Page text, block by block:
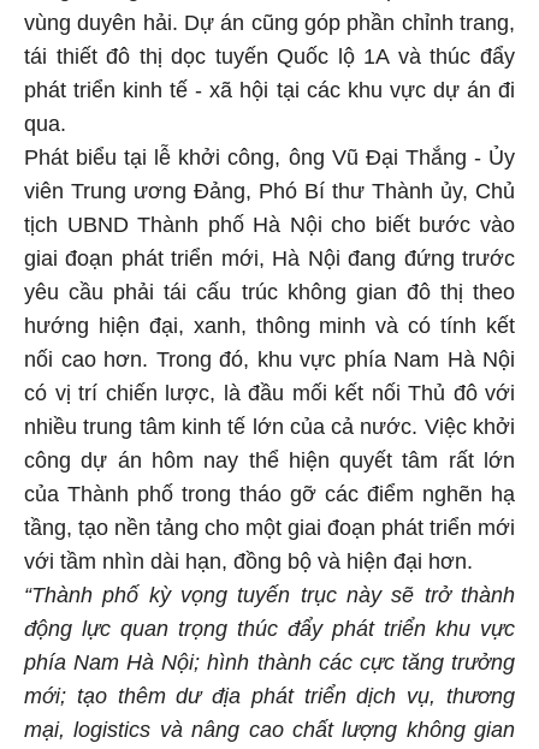
vùng duyên hải. Dự án cũng góp phần chỉnh trang,
tái thiết đô thị dọc tuyến Quốc lộ 1A và thúc đẩy
phát triển kinh tế - xã hội tại các khu vực dự án đi
qua.
Phát biểu tại lễ khởi công, ông Vũ Đại Thắng - Ủy
viên Trung ương Đảng, Phó Bí thư Thành ủy, Chủ
tịch UBND Thành phố Hà Nội cho biết bước vào
giai đoạn phát triển mới, Hà Nội đang đứng trước
yêu cầu phải tái cấu trúc không gian đô thị theo
hướng hiện đại, xanh, thông minh và có tính kết
nối cao hơn. Trong đó, khu vực phía Nam Hà Nội
có vị trí chiến lược, là đầu mối kết nối Thủ đô với
nhiều trung tâm kinh tế lớn của cả nước. Việc khởi
công dự án hôm nay thể hiện quyết tâm rất lớn
của Thành phố trong tháo gỡ các điểm nghẽn hạ
tầng, tạo nền tảng cho một giai đoạn phát triển mới
với tầm nhìn dài hạn, đồng bộ và hiện đại hơn.
“Thành phố kỳ vọng tuyến trục này sẽ trở thành
động lực quan trọng thúc đẩy phát triển khu vực
phía Nam Hà Nội; hình thành các cực tăng trưởng
mới; tạo thêm dư địa phát triển dịch vụ, thương
mại, logistics và nâng cao chất lượng không gian